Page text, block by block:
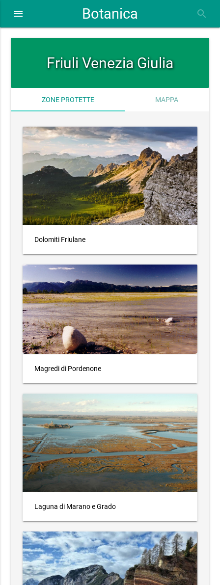
Botanica search
menu
Friuli Venezia Giulia
ZONE PROTETTE MAPPA
Dolomiti Friulane
Magredi di Pordenone
Laguna di Marano e Grado